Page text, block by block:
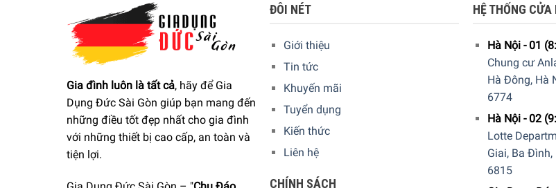
Gia đình luôn là tất cả, hãy để Gia
Dụng Đức Sài Gòn giúp bạn mang đến
những điều tốt đẹp nhất cho gia đình
với những thiết bị cao cấp, an toàn và
tiện lợi.
ĐÔI NÉT
Giới thiệu
Tin tức
Khuyến mãi
Tuyển dụng
Kiến thức
Liên hệ
CHÍNH SÁCH
HỆ THỐNG CỬA
Hà Nội - 01
Chung cư
Hà Đông, Hà
6774
Hà Nội - 02
Lotte
Giai, Ba Đình,
6815